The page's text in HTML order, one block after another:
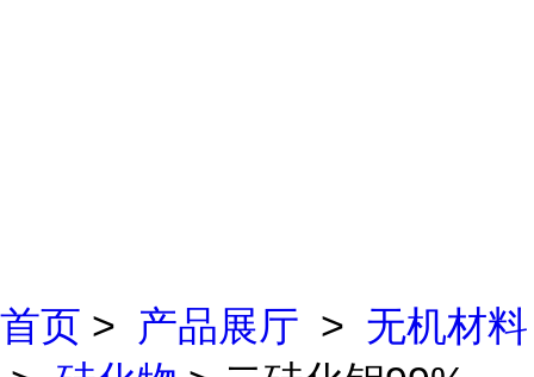
首页 > 产品展厅 > 无机材料